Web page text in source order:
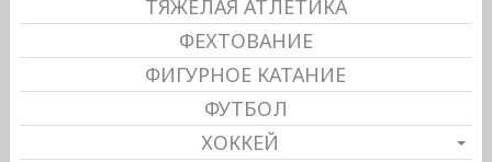
ТЯЖЕЛАЯ АТЛЕТИКА
ФЕХТОВАНИЕ
ФИГУРНОЕ КАТАНИЕ
ФУТБОЛ
ХОККЕЙ